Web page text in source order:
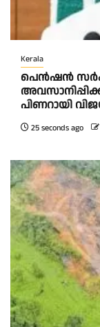
Kerala
പെൻഷൻ
പിണറായി
25 seconds ago